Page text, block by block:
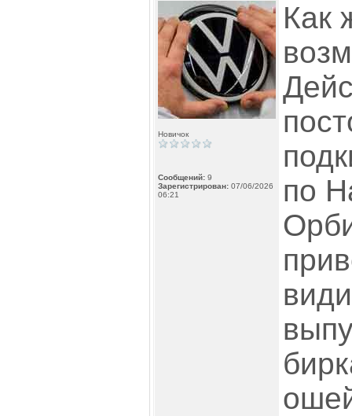
Новичок
Сообщений: 9
Зарегистрирован: 07/06/2026
06:21
Как
по